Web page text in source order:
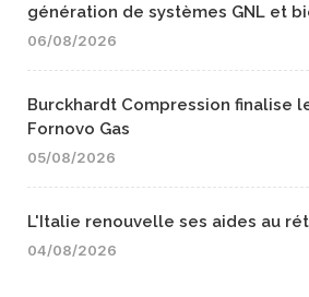
génération de systèmes GNL et
06/08/2026
Burckhardt Compression finalise
Fornovo Gas
05/08/2026
L'Italie renouvelle ses aides au
04/08/2026